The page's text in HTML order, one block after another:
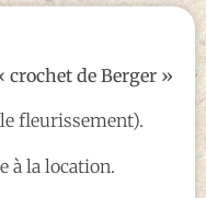
de Berger »
fleurissement).
à la location.